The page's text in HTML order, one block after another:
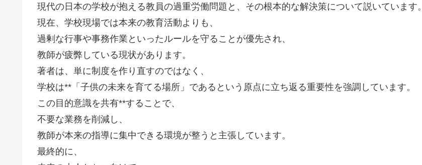
現代の日本の学校が抱える教員の過重労働問題と、その根本的な解決策について説いています。
現在、学校現場では本来の教育活動よりも、
過剰な行事や事務作業といったルールを守ることが優先され、
教師が疲弊している現状があります。
著者は、単に制度を作り直すのではなく、
学校は**「子供の未来を育てる場所」であるという原点に立ち返る重要性を強調しています。
この目的意識を共有**することで、
不要な業務を削減し、
教師が本来の指導に集中できる環境が整うと主張しています。
最終的に、